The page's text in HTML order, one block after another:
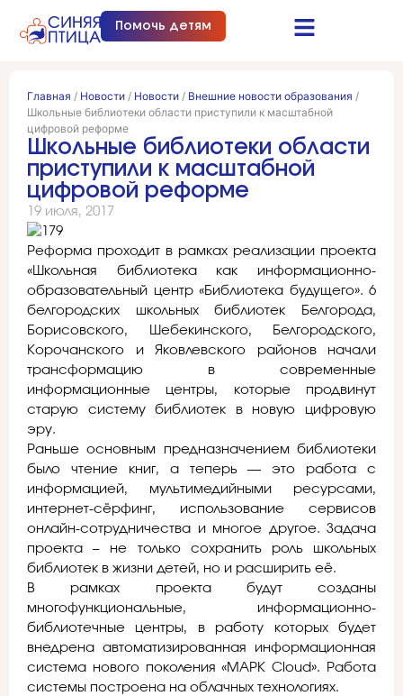
Помочь детям
Главная / Новости / Новости / Внешние новости образования /
Школьные библиотеки области приступили к масштабной
цифровой реформе
Школьные библиотеки области
приступили к масштабной
цифровой реформе
19 июля, 2017
Реформа проходит в рамках реализации проекта
«Школьная библиотека как информационно-
образовательный центр «Библиотека будущего». 6
белгородских школьных библиотек Белгорода,
Борисовского, Шебекинского, Белгородского,
Корочанского и Яковлевского районов начали
трансформацию в современные
информационные центры, которые продвинут
старую систему библиотек в новую цифровую
эру.
Раньше основным предназначением библиотеки
было чтение книг, а теперь — это работа с
информацией, мультимедийными ресурсами,
интернет-сёрфинг, использование сервисов
онлайн-сотрудничества и многое другое. Задача
проекта – не только сохранить роль школьных
библиотек в жизни детей, но и расширить её.
В рамках проекта будут созданы
многофункциональные, информационно-
библиотечные центры, в работу которых будет
внедрена автоматизированная информационная
система нового поколения «МАРК Cloud». Работа
системы построена на облачных технологиях.